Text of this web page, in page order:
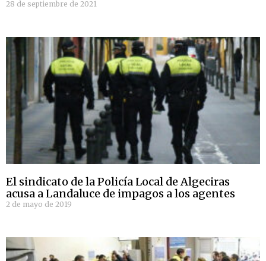
28 de septiembre de 2021
El sindicato de la Policía Local de Algeciras
acusa a Landaluce de impagos a los agentes
2 de mayo de 2019